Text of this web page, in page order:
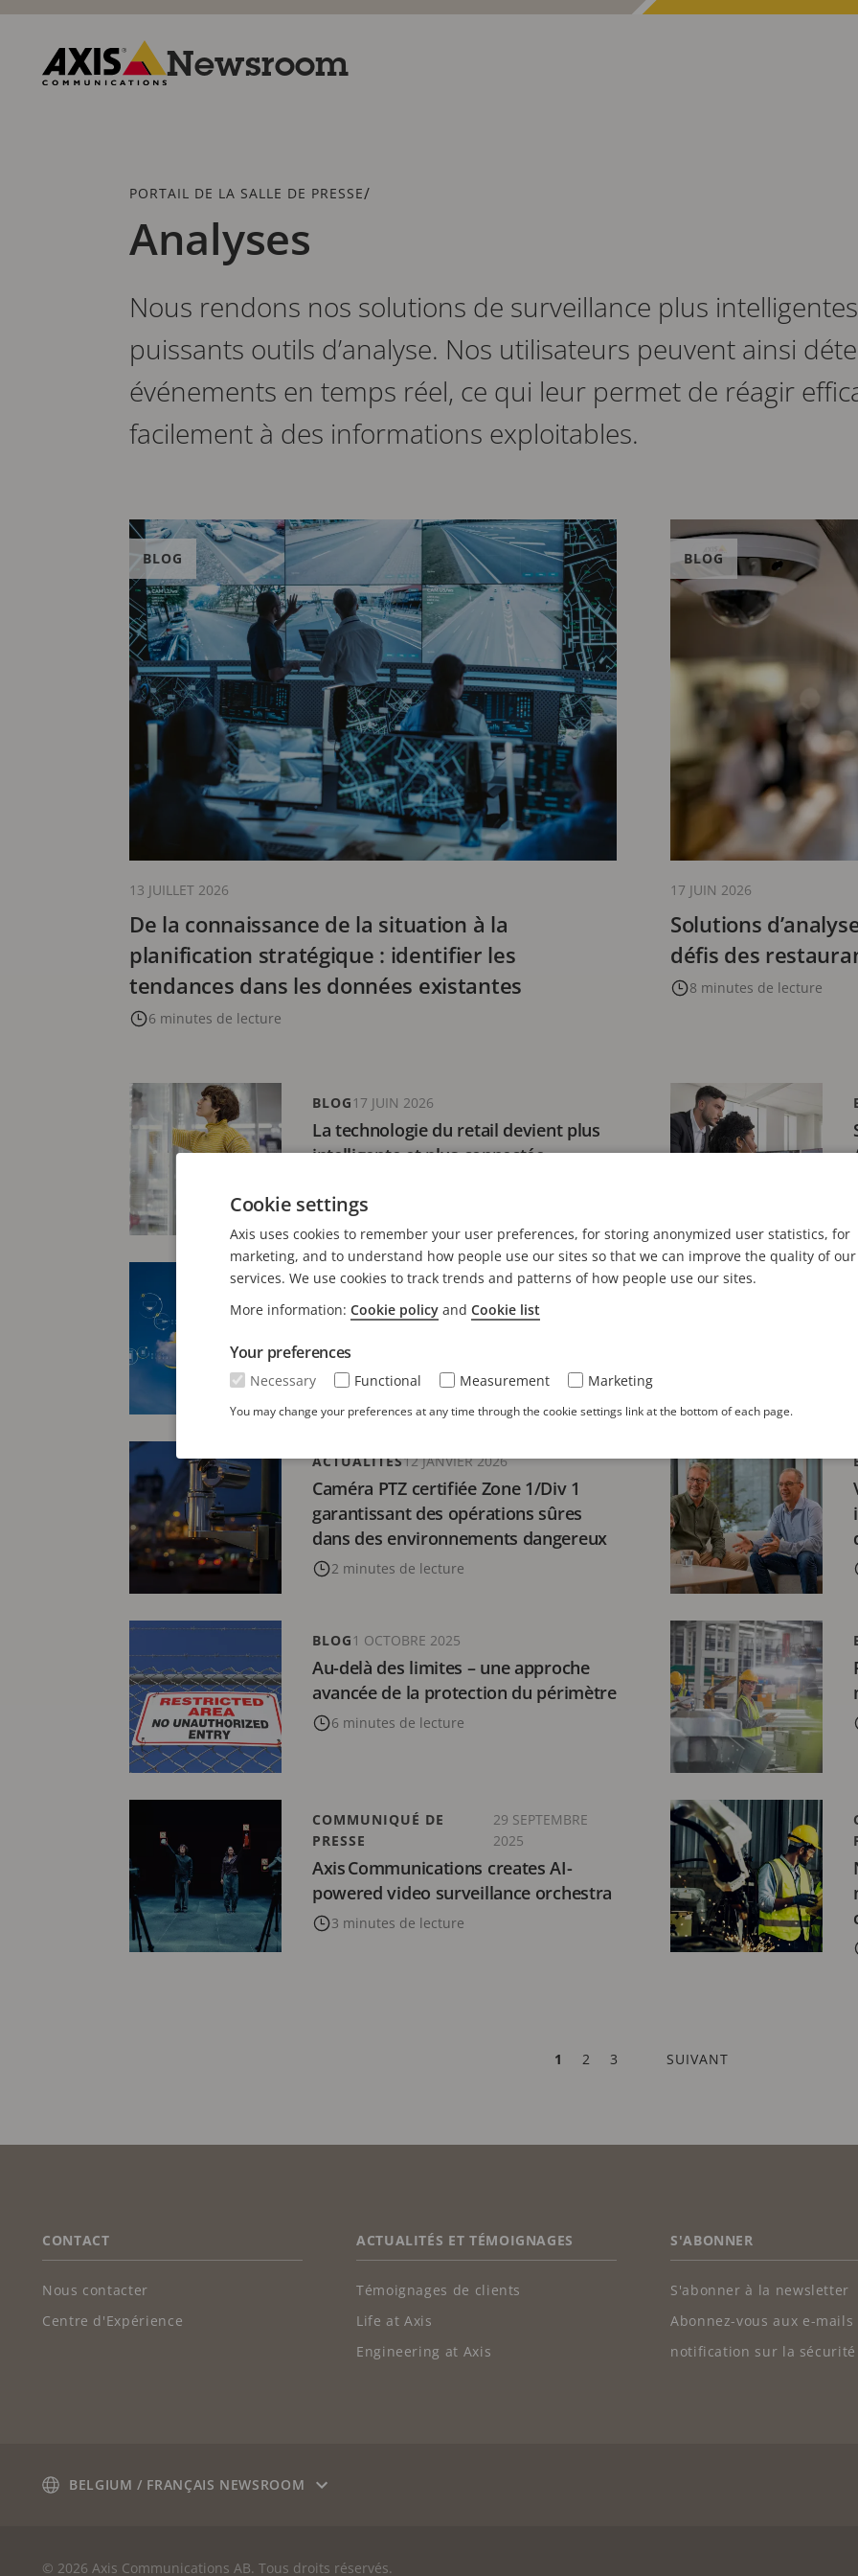
Passer
contenu
principal
Newsroom
Fil
PORTAIL DE LA SALLE DE PRESSE/
Analyses
Nous rendons nos solutions de surveillance plus
puissants outils d’analyse. Nos utilisateurs peuvent ainsi
événements en temps réel, ce qui leur permet de réagir
facilement à des informations exploitables.
De la connaissance de la situation à la
planification stratégique : identifier les
tendances dans les données existantes
6 minutes de lecture
BLOG
13 JUILLET 2026
Solutions
défis des
8 minutes de lecture
BLOG
17 JUIN 2026
La technologie du retail devient plus
intelligente et plus connectée
BLOG17 JUIN 2026
La vidéosurveillance cloud expliquée :
BLOG22 AVRIL 2026
Caméra PTZ certifiée Zone 1/Div 1
garantissant des opérations sûres
dans des environnements dangereux
2 minutes de lecture
ACTUALITÉS12 JANVIER 2026
Au-delà des limites – une approche
avancée de la protection du périmètre
6 minutes de lecture
BLOG1 OCTOBRE 2025
Axis Communications creates AI-
powered video surveillance orchestra
3 minutes de lecture
COMMUNIQUÉ DE
PRESSE
29 SEPTEMBRE
2025
PAGE
1 PAGE
2 PAGE
3
PAGE
SUIVANT
FOOTER
CONTACT
Nous contacter
Centre d'Expérience
ACTUALITÉS ET TÉMOIGNAGES
Témoignages de clients
Life at Axis
Engineering at Axis
S'ABONNER
S'abonner à la newsletter
Abonnez-vous aux e-mails
notification sur la sécurité
BELGIUM / FRANÇAIS NEWSROOM
© 2026 Axis Communications AB. Tous droits réservés.
Cookie settings
Axis uses cookies to remember your user preferences, for storing anonymized user statistics, for
marketing, and to understand how people use our sites so that we can improve the quality of our
services. We use cookies to track trends and patterns of how people use our sites.
More information: Cookie policy and Cookie list
Your preferences
Necessary Functional Measurement Marketing
You may change your preferences at any time through the cookie settings link at the bottom of each page.